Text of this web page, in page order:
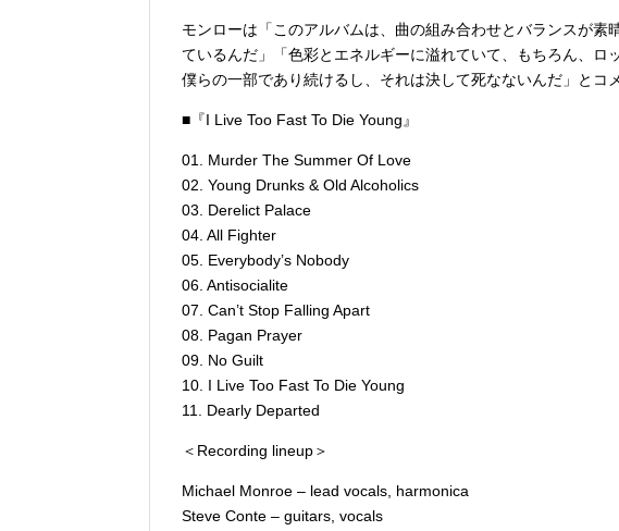
モンローは「このアルバムは、曲の組み合わせとバランスが素
ているんだ」「色彩とエネルギーに溢れていて、もちろん、ロ
僕らの一部であり続けるし、それは決して死なないんだ」とコ
■『I Live Too Fast To Die Young』
01. Murder The Summer Of Love
02. Young Drunks & Old Alcoholics
03. Derelict Palace
04. All Fighter
05. Everybody’s Nobody
06. Antisocialite
07. Can’t Stop Falling Apart
08. Pagan Prayer
09. No Guilt
10. I Live Too Fast To Die Young
11. Dearly Departed
＜Recording lineup＞
Michael Monroe – lead vocals, harmonica
Steve Conte – guitars, vocals